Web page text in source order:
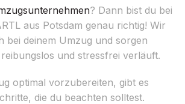
? Dann bist du bei
aus Potsdam genau richtig! Wir
bei deinem Umzug und sorgen
und stressfrei verläuft.
optimal vorzubereiten, gibt es
die du beachten solltest.